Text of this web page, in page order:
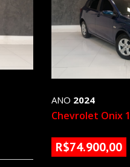
ANO 2024
Chevrolet Onix
R$74.900,00